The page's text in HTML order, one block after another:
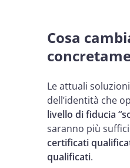
Cosa
Le attuali
dell’identità che
livello di fiducia
saranno più
certificati
qualificati.